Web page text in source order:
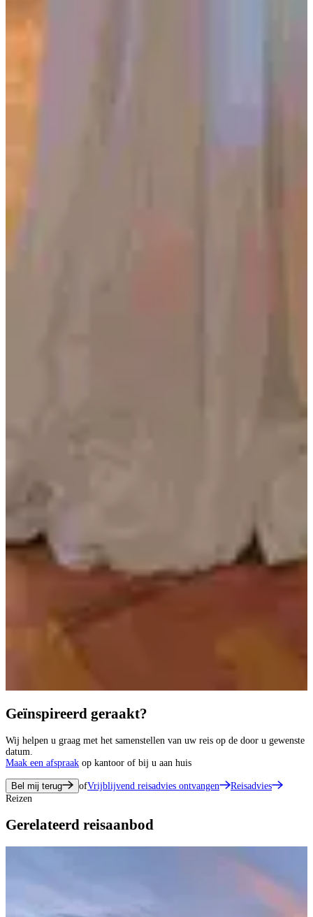
Geïnspireerd geraakt?
Wij helpen u graag met het samenstellen van uw reis op de door u gewenste
datum.
Maak een afspraak op kantoor of bij u aan huis
Bel mij terug ofVrijblijvend reisadvies ontvangen
Reisadvies
Reizen
Gerelateerd reisaanbod